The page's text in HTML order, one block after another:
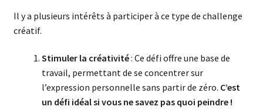
Il y a plusieurs intérêts à participer à ce type de challenge
créatif.
Stimuler la créativité: Ce défi offre une base de
travail, permettant de se concentrer sur
l’expression personnelle sans partir de zéro. C’est
un défi idéal si vous ne savez pas quoi peindre !